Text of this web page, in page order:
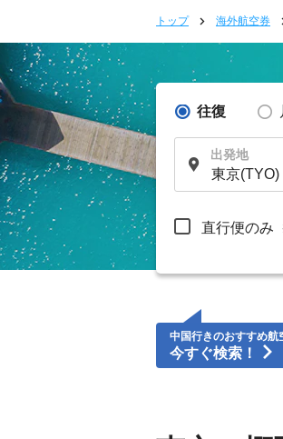
トップ 海外航空券
往復
出発地
直行便のみ
中国行きのおすすめ航
今すぐ検索！